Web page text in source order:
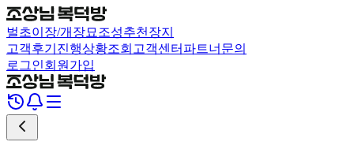
벌초이장/개장묘조성추천장지
고객후기 진행상황조회 고객센터 파트너문의
로그인회원가입